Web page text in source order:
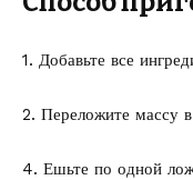
1. Добавьте все
2. Переложите массу
4. Ешьте по одной